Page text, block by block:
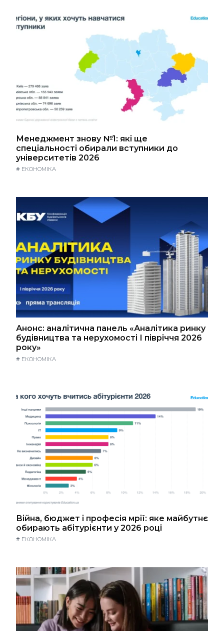
Менеджмент знову №1: які ще
спеціальності обирали вступники до
університетів 2026
# ЕКОНОМІКА
Анонс: аналітична панель «Аналітика ринку
будівництва та нерухомості І півріччя 2026
року»
# ЕКОНОМІКА
Війна, бюджет і професія мрії: яке майбутнє
обирають абітурієнти у 2026 році
# ЕКОНОМІКА